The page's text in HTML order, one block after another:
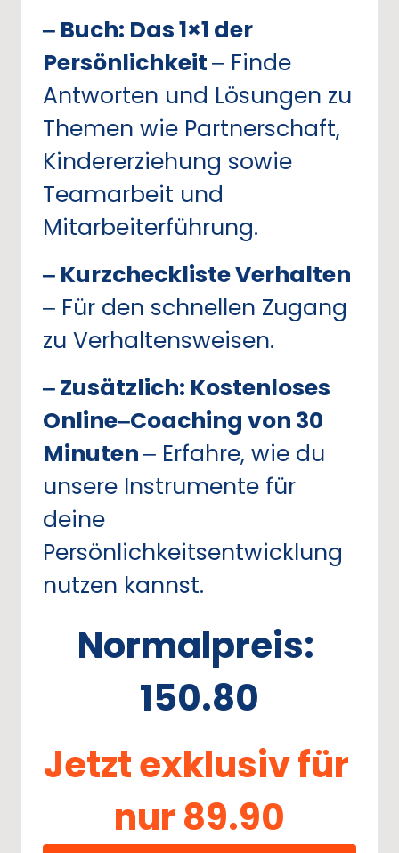
‒ Buch: Das 1×1
Persönlichkeit ‒
Antworten und Lösungen
Themen wie
Kindererziehung
Teamarbeit
Mitarbeiterführung.
‒ Kurzcheckliste
‒ Für den schnellen Zugang
zu Verhaltensweisen.
‒Zusätzlich:
Online‒Coaching von
Minuten ‒ Erfahre, wie
unsere Instrumente
nutzen kannst.
150.80
Jetzt exklusiv
nur 89.90